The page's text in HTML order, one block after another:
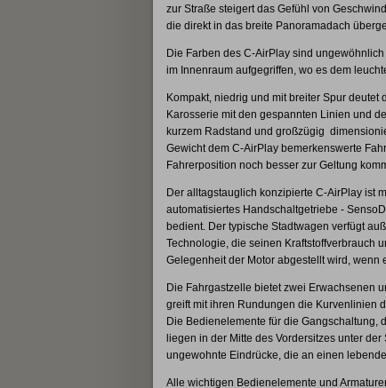
zur Straße steigert das Gefühl von
die direkt in das breite Panoramadach
Die Farben des C-AirPlay sind
im Innenraum aufgegriffen, wo es dem
Kompakt, niedrig und mit breiter Spur deutet
Karosserie mit den gespannten Linien und
kurzem Radstand und großzügig
Gewicht dem C-AirPlay bemerkenswerte
Fahrerposition noch besser zur Geltung
Der alltagstauglich konzipierte C-AirPlay ist
automatisiertes Handschaltgetriebe -
bedient. Der typische Stadtwagen verfügt
Technologie, die seinen Kraftstoffverbrauch
Gelegenheit der Motor abgestellt wird, wenn
Die Fahrgastzelle bietet zwei Erwachsenen
greift mit ihren Rundungen die Kurvenlinien
Die Bedienelemente für die Gangschaltung,
liegen in der Mitte des Vordersitzes unter
ungewohnte Eindrücke, die an einen
Alle wichtigen Bedienelemente und